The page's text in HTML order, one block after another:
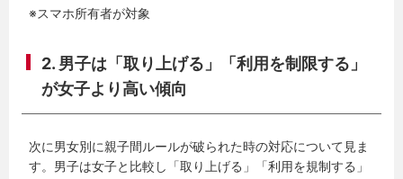
※スマホ所有者が対象
2. 男子は「取り上げる」「利用を制限する」
が女子より高い傾向
次に男女別に親子間ルールが破られた時の対応について見ま
す。男子は女子と比較し「取り上げる」「利用を規制する」